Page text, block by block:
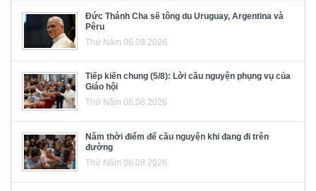
Đức Thánh Cha sẽ tông du Uruguay, Argentina và
Pêru
Thứ Năm 06.08.2026
Tiếp kiến chung (5/8): Lời cầu nguyện phụng vụ của
Giáo hội
Thứ Năm 06.08.2026
Năm thời điểm để cầu nguyện khi đang đi trên
đường
Thứ Năm 06.08.2026